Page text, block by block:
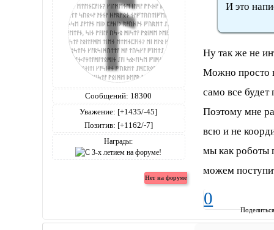
Сообщений: 18300
Уважение: [+1435/-45]
Позитив: [+1162/-7]
Награды:
И это
Ну так же не
Можно просто
само все
Поэтому мне
всю и не
мы как роботы
можем
0